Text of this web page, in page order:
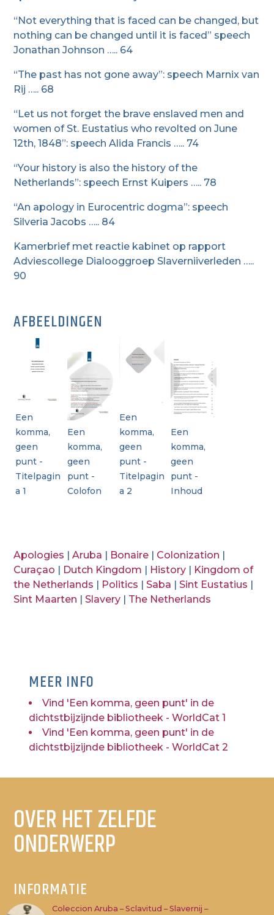
“Not everything that is faced can be changed, but
nothing can be changed until it is faced” speech
Jonathan Johnson ….. 64
“The past has not gone away”: speech Marnix van
Rij ….. 68
“Let us not forget the brave enslaved men and
women of St. Eustatius who revolted on June
12th, 1848”: speech Alida Francis ….. 74
“Your history is also the history of the
Netherlands”: speech Ernst Kuipers ….. 78
“An apology in Eurocentric dogma”: speech
Silveria Jacobs ….. 84
Kamerbrief met reactie kabinet op rapport
Adviescollege Dialooggroep Slaverniiverleden …..
90
AFBEELDINGEN
Een
komma,
geen
punt -
Titelpagin
a 1
Een
komma,
geen
punt -
Colofon
Een
komma,
geen
punt -
Titelpagin
a 2
Een
komma,
geen
punt -
Inhoud
Apologies |Aruba | Bonaire | Colonization |
Curaçao | Dutch Kingdom | History | Kingdom of
the Netherlands | Politics | Saba | Sint Eustatius |
Sint Maarten | Slavery | The Netherlands
MEER INFO
Vind 'Een komma, geen punt' in de
dichtstbijzijnde bibliotheek - WorldCat 1
Vind 'Een komma, geen punt' in de
dichtstbijzijnde bibliotheek - WorldCat 2
OVER HET ZELFDE
ONDERWERP
INFORMATIE
Coleccion Aruba – Sclavitud – Slavernij –